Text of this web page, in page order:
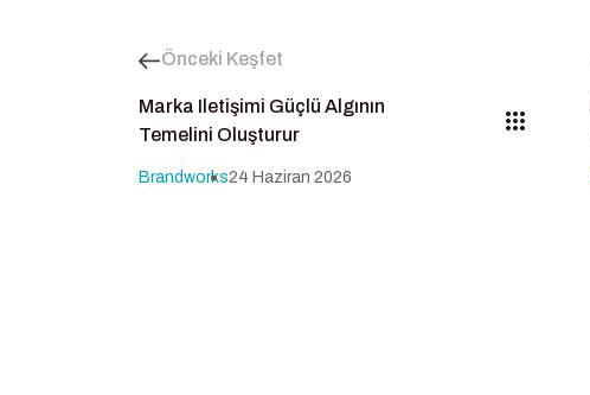
Önceki Keşfet
Marka Iletişimi Güçlü Algının
Temelini Oluşturur
Brandworks24 Haziran 2026